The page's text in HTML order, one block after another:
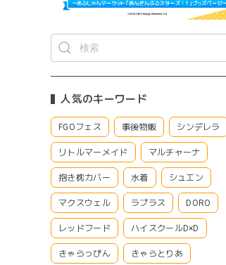
人気のキーワード
FGOフェス 事後物販 シンデレラ
リトルマーメイド マルチャーナ
抱き枕カバー 水着 シュエン
マクスウェル ラプラス DORO
レッドフード ハイスクールD×D
きゃらっぴん きゃらとりあ